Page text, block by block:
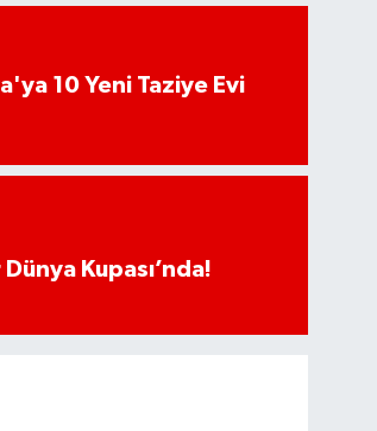
10 Yeni Taziye Evi
Kupası’nda!